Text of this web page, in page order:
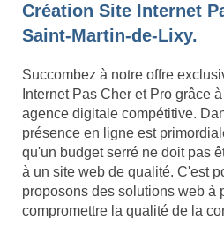
Création Site Internet
Saint-Martin-de-Lixy.
Succombez à notre offre
Internet Pas Cher et Pro grâce
agence digitale compétitive.
présence en ligne est
qu'un budget serré ne doit pas
à un site web de qualité. C'est
proposons des solutions web à
compromettre la qualité de la